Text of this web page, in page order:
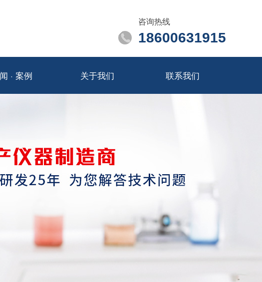
咨询热线
18600631915
· 案例 关于我们 联系我们